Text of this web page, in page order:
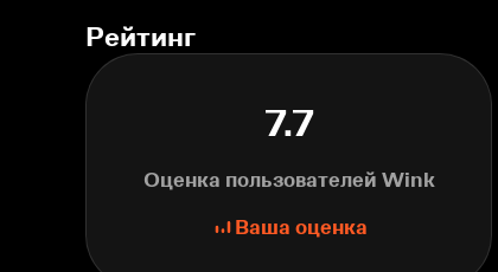
Рейтинг
7.7
Оценка пользователей Wink
Ваша оценка